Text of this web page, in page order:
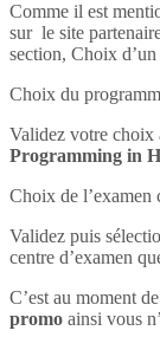
Comme il est
sur le site
section, Choix d’un
Choix du
Validez votre choix
Programming in
Choix de l’examen
Validez puis
centre d’examen
C’est au moment
promo ainsi vous